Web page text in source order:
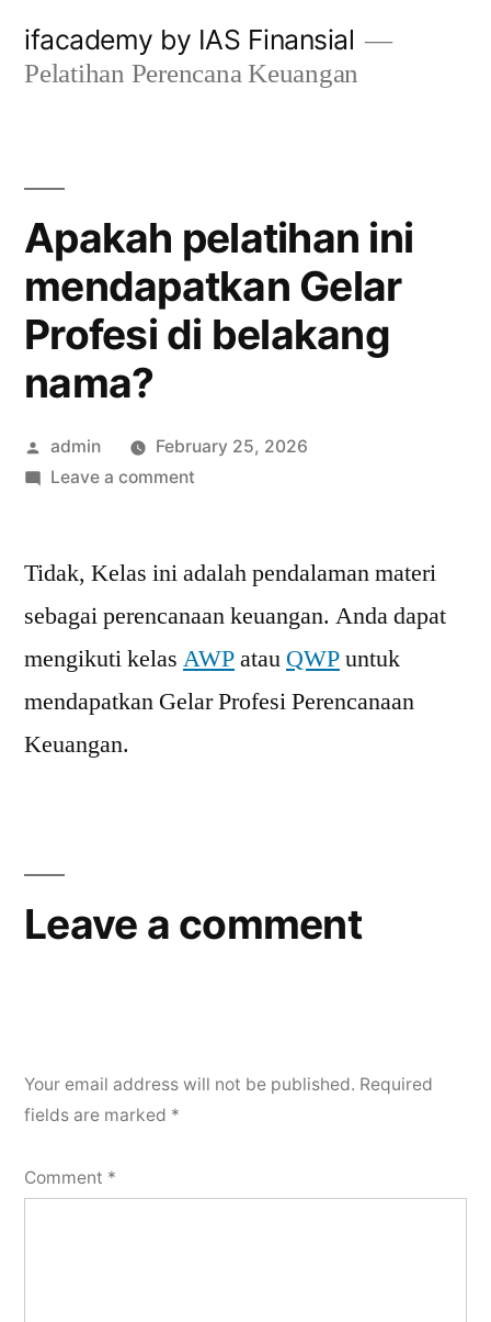
ifacademy by IAS Finansial
Pelatihan Perencana Keuangan
Apakah pelatihan ini
mendapatkan Gelar
Profesi di belakang
nama?
Posted
by
admin
February 25, 2026
Leave a commenton
ini
Gelar
Profesi
Tidak, Kelas ini adalah pendalaman materi
sebagai perencanaan keuangan. Anda dapat
mengikuti kelas AWPatau QWPuntuk
mendapatkan Gelar Profesi Perencanaan
Keuangan.
Leave a comment
Your email address will not be published. Required
fields are marked *
Comment *